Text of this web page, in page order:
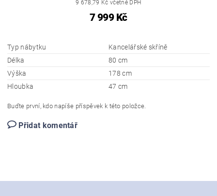
9 678,79 Kč včetně DPH
7 999 Kč
Typ nábytku
Kancelářské skříně
Délka
80 cm
Výška
178 cm
Hloubka
47 cm
Buďte první, kdo napíše příspěvek k této položce.
Přidat komentář